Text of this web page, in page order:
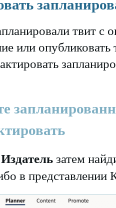
твит с
или
Издательзатем
в представлении